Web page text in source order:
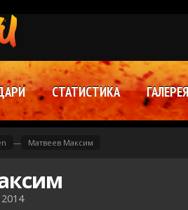
— Матвеев Максим
СТАТИСТИКА ГАЛЕРЕЯ